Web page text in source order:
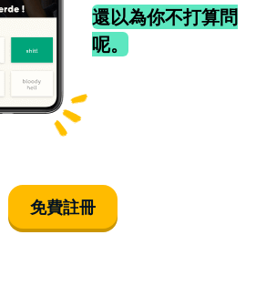
還以為你不打算問
呢。
免費註冊